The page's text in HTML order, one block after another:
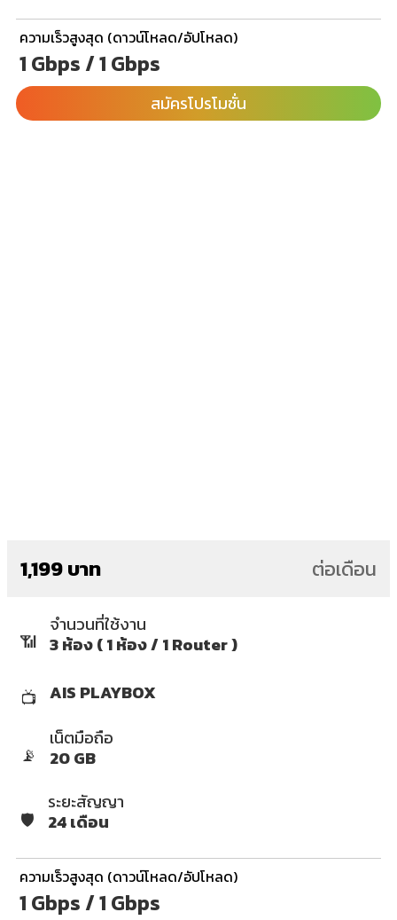
ความเร็วสูงสุด (ดาวน์โหลด/อัปโหลด)
1 Gbps / 1 Gbps
สมัครโปรโมชั่น
1,199 บาท ต่อเดือน
📶
จำนวนที่ใช้งาน
3 ห้อง ( 1 ห้อง / 1 Router )
📺 AIS PLAYBOX
📡
เน็ตมือถือ
20 GB
🛡️
ระยะสัญญา
24 เดือน
ความเร็วสูงสุด (ดาวน์โหลด/อัปโหลด)
1 Gbps / 1 Gbps